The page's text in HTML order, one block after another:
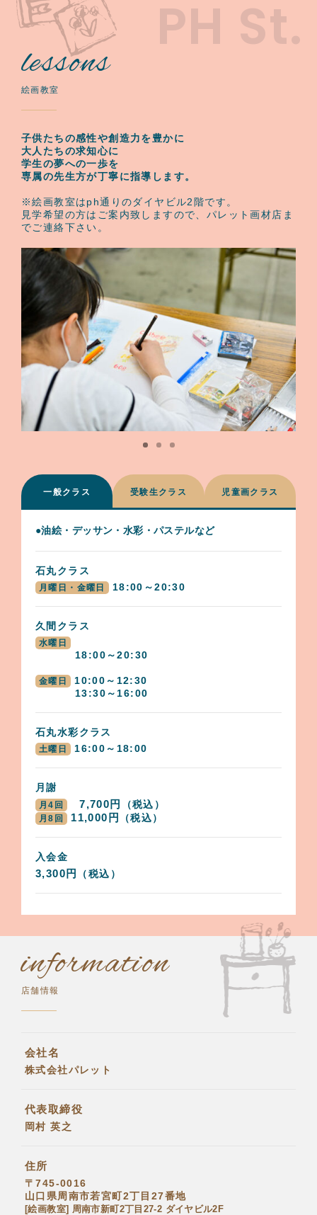
PH St.
lessons
絵画教室
子供たちの感性や創造力を豊かに
大人たちの求知心に
学生の夢への一歩を
専属の先生方が丁寧に指導します。
※絵画教室はph通りのダイヤビル2階です。
見学希望の方はご案内致しますので、パレット画材店ま
でご連絡下さい。
一般クラス 受験生クラス 児童画クラス
●油絵・デッサン・水彩・パステルなど
石丸クラス
月曜日・金曜日 18:00～20:30
久間クラス
水曜日
18:00～20:30
金曜日
10:00～12:30
13:30～16:00
石丸水彩クラス
土曜日 16:00～18:00
月謝
月4回 7,700円 （税込）
月8回 11,000円 （税込）
入会金
3,300円 （税込）
information
店舗情報
会社名
株式会社パレット
代表取締役
岡村 英之
住所
〒745-0016
山口県周南市若宮町2丁目27番地
[絵画教室] 周南市新町2丁目27-2 ダイヤビル2F